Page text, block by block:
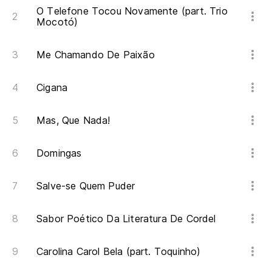
O Telefone Tocou Novamente (part. Trio
Mocotó)
Me Chamando De Paixão
Cigana
Mas, Que Nada!
Domingas
Salve-se Quem Puder
Sabor Poético Da Literatura De Cordel
Carolina Carol Bela (part. Toquinho)